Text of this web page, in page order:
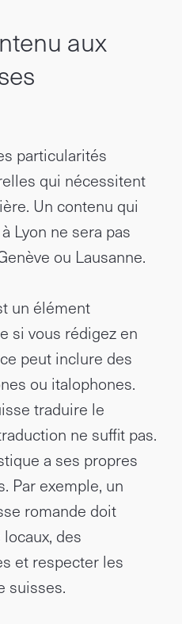
aux
particularités
qui nécessitent
Un contenu qui
Lyon ne sera pas
ou Lausanne.
un élément
si vous rédigez en
peut inclure des
ou italophones.
traduire le
ne suffit pas.
a ses propres
Par exemple, un
romande doit
des
et respecter les
suisses.